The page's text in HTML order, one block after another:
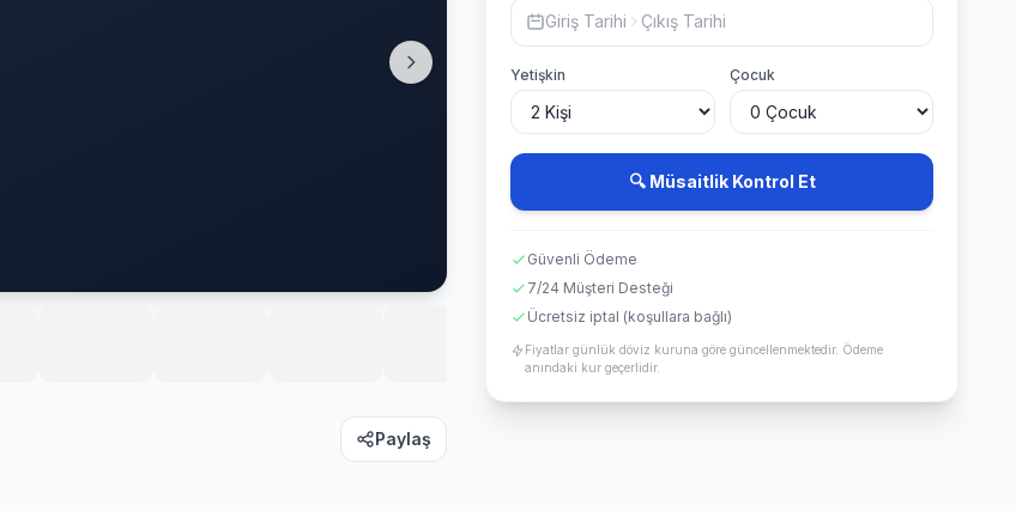
Paylaş
Giriş Tarihi Çıkış Tarihi
Yetişkin Çocuk
🔍 Müsaitlik Kontrol Et
Güvenli Ödeme
7/24 Müşteri Desteği
Ücretsiz iptal (koşullara bağlı)
Fiyatlar günlük döviz kuruna göre güncellenmektedir. Ödeme
anındaki kur geçerlidir.